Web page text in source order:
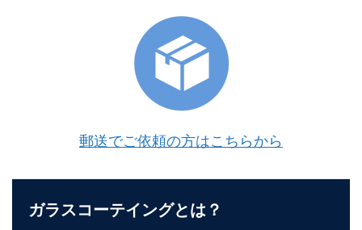
郵送でご依頼の方はこちらから
ガラスコーテイングとは？